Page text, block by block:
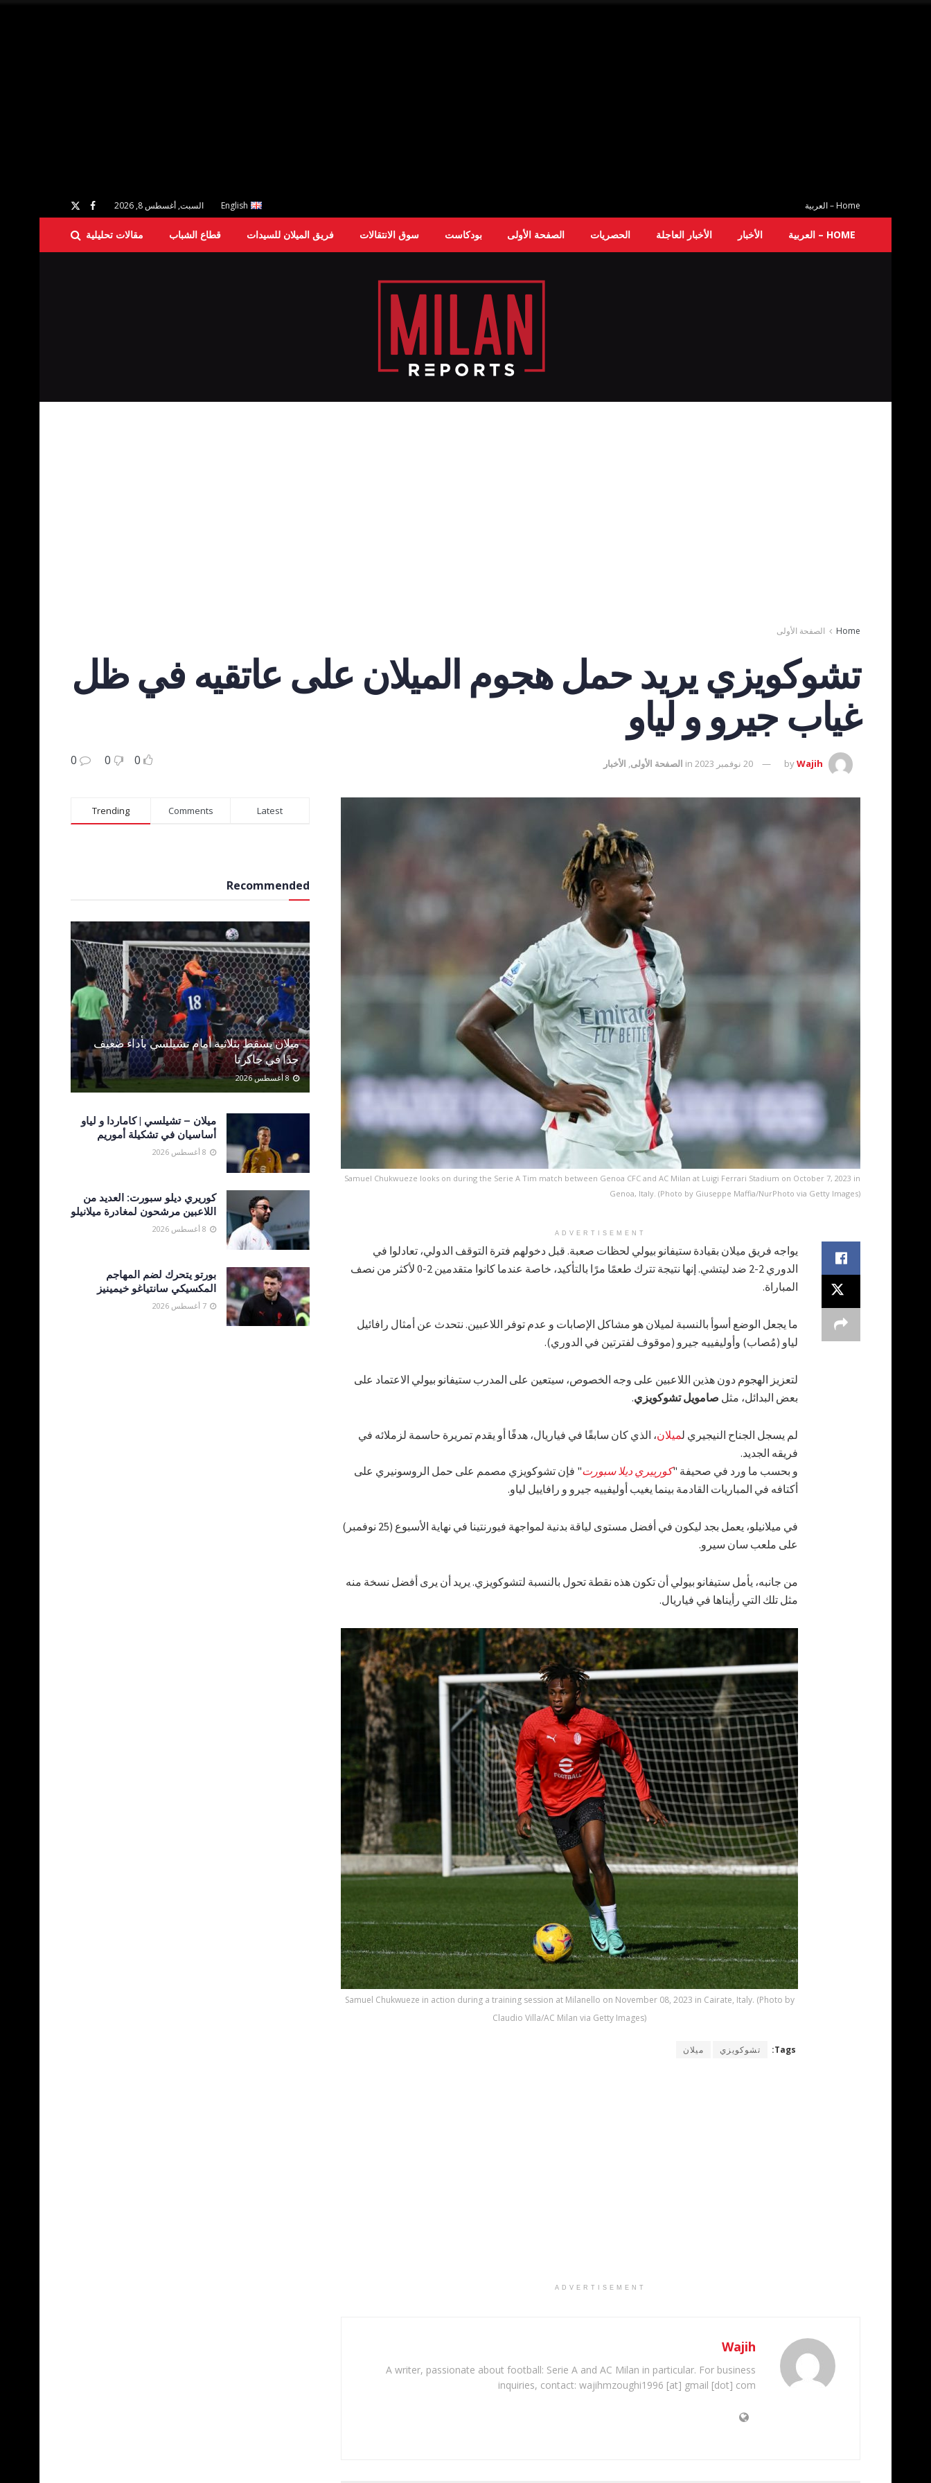
Home – العربية English السبت, أغسطس 8, 2026
HOME – العربية الأخبار الأخبار العاجلة الحصريات الصفحة الأولى بودكاست سوق الانتقالات فريق الميلان للسيدات قطاع الشباب مقالات تحليلية
Home الصفحة الأولى
تشوكويزي يريد حمل هجوم الميلان على عاتقيه في ظل
غياب جيرو و لياو
byWajih 20 نوفمبر 2023 in الصفحة الأولى, الأخبار 0
0
Samuel Chukwueze looks on during the Serie A Tim match between Genoa CFC and AC Milan at Luigi Ferrari Stadium on October 7, 2023 in
Genoa, Italy. (Photo by Giuseppe Maffia/NurPhoto via Getty Images)
ADVERTISEMENT
يواجه فريق ميلان بقيادة ستيفانو بيولي لحظات صعبة. قبل دخولهم فترة التوقف الدولي، تعادلوا في
الدوري 2-2 ضد ليتشي. إنها نتيجة تترك طعمًا مرًا بالتأكيد، خاصة عندما كانوا متقدمين 2-0 لأكثر من نصف
المباراة.
ما يجعل الوضع أسوأ بالنسبة لميلان هو مشاكل الإصابات و عدم توفر اللاعبين. نتحدث عن أمثال رافائيل
لياو (مُصاب) وأوليفييه جيرو (موقوف لفترتين في الدوري).
لتعزيز الهجوم دون هذين اللاعبين على وجه الخصوص، سيتعين على المدرب ستيفانو بيولي الاعتماد على
بعض البدائل، مثل صامويل تشوكويزي.
لم يسجل الجناح النيجيري لميلان، الذي كان سابقًا في فياريال، هدفًا أو يقدم تمريرة حاسمة لزملائه في
فريقه الجديد.
و بحسب ما ورد في صحيفة "كورييري ديلا سبورت" فإن تشوكويزي مصمم على حمل الروسونيري على
أكتافه في المباريات القادمة بينما يغيب أوليفييه جيرو و رافاييل لياو.
في ميلانيلو، يعمل بجد ليكون في أفضل مستوى لياقة بدنية لمواجهة فيورنتينا في نهاية الأسبوع (25 نوفمبر)
على ملعب سان سيرو.
من جانبه، يأمل ستيفانو بيولي أن تكون هذه نقطة تحول بالنسبة لتشوكويزي. يريد أن يرى أفضل نسخة منه
مثل تلك التي رأيناها في فياريال.
Samuel Chukwueze in action during a training session at Milanello on November 08, 2023 in Cairate, Italy. (Photo by
Claudio Villa/AC Milan via Getty Images)
Tags: تشوكويزي ميلان
ADVERTISEMENT
Wajih
A writer, passionate about football: Serie A and AC Milan in particular. For business
inquiries, contact: wajihmzoughi1996 [at] gmail [dot] com
Trending Comments Latest
Recommended
ميلان يسقط بثلاثية أمام تشيلسي بأداء ضعيف
جدًا في جاكرتا
8 أغسطس 2026
ميلان – تشيلسي | كاماردا و لياو
أساسيان في تشكيلة أموريم
كوريري ديلو سبورت: العديد من
اللاعبين مرشحون لمغادرة ميلانيلو
بورتو يتحرك لضم المهاجم
المكسيكي سانتياغو خيمينيز